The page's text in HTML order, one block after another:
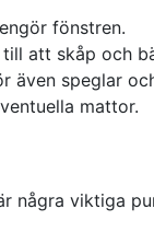
fönstren.
att skåp och
även speglar
mattor.
några viktiga